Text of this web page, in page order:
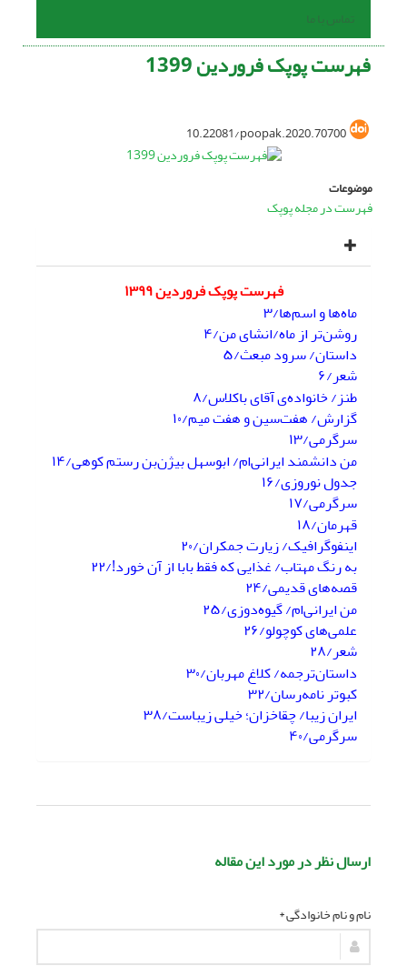
تماس با ما
فهرست پوپک فروردین 1399
10.22081/poopak.2020.70700
موضوعات
فهرست در مجله پوپک
فهرست پوپک فروردین ۱۳۹۹
ماه‌ها و اسم‌ها/۳
روشن‌تر از ماه/انشای من/۴
داستان/ سرود مبعث/۵
شعر/۶
طنز/ خانواده‌ی آقای باکلاس/۸
گزارش/ هفت‌سین و هفت میم/۱۰
سرگرمی/۱۳
من دانشمند ایرانی‌ام/ ابوسهل بیژن‌بن رستم کوهی/۱۴
جدول نوروزی/۱۶
سرگرمی/۱۷
قهرمان/۱۸
اینفوگرافیک/ زیارت جمکران/۲۰
به رنگ مهتاب/ غذایی که فقط بابا از آن خورد!/۲۲
قصه‌های قدیمی/۲۴
من ایرانی‌ام/ گیوه‌دوزی/۲۵
علمی‌های کوچولو/۲۶
شعر/۲۸
داستان‌ترجمه/ کلاغ مهربان/۳۰
کبوتر نامه‌رسان/۳۲
ایران زیبا/ چقاخزان؛ خیلی زیباست/۳۸
سرگرمی/۴۰
ارسال نظر در مورد این مقاله
نام و نام خانوادگی *